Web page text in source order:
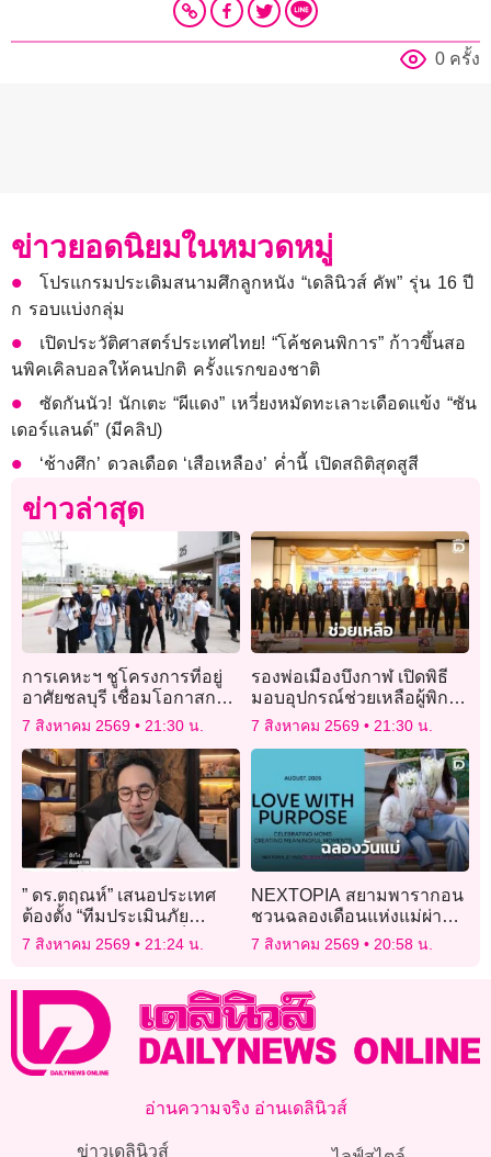
0 ครั้ง
ข่าวยอดนิยมในหมวดหมู่
โปรแกรมประเดิมสนามศึกลูกหนัง “เดลินิวส์ คัพ” รุ่น 16 ปี
ก รอบแบ่งกลุ่ม
เปิดประวัติศาสตร์ประเทศไทย! “โค้ชคนพิการ” ก้าวขึ้นสอ
นพิคเคิลบอลให้คนปกติ ครั้งแรกของชาติ
ซัดกันนัว! นักเตะ “ผีแดง” เหวี่ยงหมัดทะเลาะเดือดแข้ง “ซัน
เดอร์แลนด์” (มีคลิป)
‘ช้างศึก’ ดวลเดือด ‘เสือเหลือง’ ค่ำนี้ เปิดสถิติสุดสูสี
ข่าวล่าสุด
การเคหะฯ ชูโครงการที่อยู่
อาศัยชลบุรี เชื่อมโอกาสการ
มีบ้านคุณภาพ
7 สิงหาคม 2569 21:30 น.
รองพ่อเมืองบึงกาฬ เปิดพิธี
มอบอุปกรณ์ช่วยเหลือผู้พิการ
จากอุบัติเหตุทางถนน
7 สิงหาคม 2569 21:30 น.
” ดร.ตฤณห์” เสนอประเทศ
ต้องตั้ง “ทีมประเมินภัย
คุกคามในโรงเรียน”เด็กเจน
7 สิงหาคม 2569 21:24 น.
NEXTOPIA สยามพารากอน
ชวนฉลองเดือนแห่งแม่ผ่าน
“Love with Purpose”
7 สิงหาคม 2569 20:58 น.
อ่านความจริง อ่านเดลินิวส์
ข่าวเดลินิวส์